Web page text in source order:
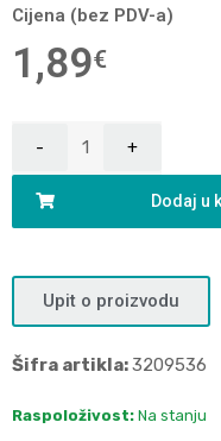
Cijena (bez PDV-a)
1,89€
Dodaj u
Upit o proizvodu
Šifra artikla:3209536
Raspoloživost: Na stanju